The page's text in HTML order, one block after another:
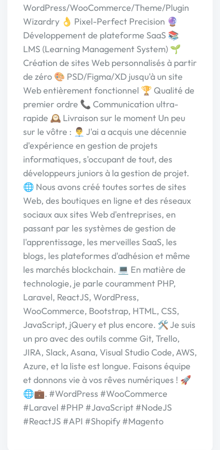
WordPress/WooCommerce/Theme/Plugin
Wizardry 👌 Pixel-Perfect Precision 🔮
Développement de plateforme SaaS 📚
LMS (Learning Management System) 🌱
Création de sites Web personnalisés à partir
de zéro 🎨 PSD/Figma/XD jusqu'à un site
Web entièrement fonctionnel 🏆 Qualité de
premier ordre 📞 Communication ultra-
rapide 🕰️ Livraison sur le moment Un peu
sur le vôtre : 👨‍💼 J'ai a acquis une décennie
d'expérience en gestion de projets
informatiques, s'occupant de tout, des
développeurs juniors à la gestion de projet.
🌐 Nous avons créé toutes sortes de sites
Web, des boutiques en ligne et des réseaux
sociaux aux sites Web d'entreprises, en
passant par les systèmes de gestion de
l'apprentissage, les merveilles SaaS, les
blogs, les plateformes d'adhésion et même
les marchés blockchain. 💻 En matière de
technologie, je parle couramment PHP,
Laravel, ReactJS, WordPress,
WooCommerce, Bootstrap, HTML, CSS,
JavaScript, jQuery et plus encore. 🛠️ Je suis
un pro avec des outils comme Git, Trello,
JIRA, Slack, Asana, Visual Studio Code, AWS,
Azure, et la liste est longue. Faisons équipe
et donnons vie à vos rêves numériques ! 🚀
🌐💼. #WordPress #WooCommerce
#Laravel #PHP #JavaScript #NodeJS
#ReactJS #API #Shopify #Magento